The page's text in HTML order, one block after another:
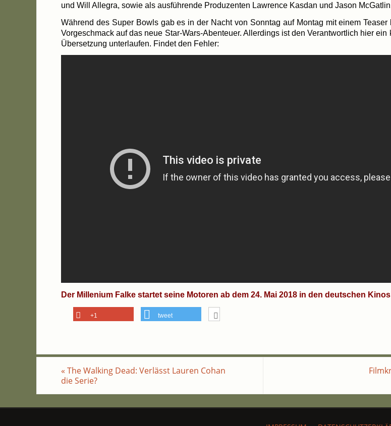
und Will Alle­gra, sowie als aus­füh­ren­de Pro­du­zen­ten Law­rence Kas­dan und Jason
Wäh­rend des Super Bowls gab es in der Nacht von Sonn­tag auf Mon­tag mit einem
Vor­ge­schmack auf das neue Star-Wars-Abenteuer. Aller­dings ist den Ver­ant­wort­lich hier
Über­set­zung unter­lau­fen. Fin­det den Fehler:
Der Mil­le­ni­um Fal­ke star­tet sei­ne Moto­ren ab dem 24. Mai 2018 in den deut­schen
+1 tweet
« The Wal­king Dead: Ver­lässt Lau­ren Cohan
die Serie?